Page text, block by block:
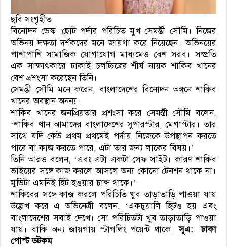
ছবি সংগৃহীত
বিনোদন ডেস্ক :ছোট পর্দার পরিচিত মুখ সেমন্তী সৌমি। নিজের
অভিনয় দক্ষতা দর্শকদের মনে জায়গা করে নিয়েছেন। অভিনয়ের
পাশাপাশি সামাজিক যোগাযোগ মাধ্যমেও বেশ সরব। সম্প্রতি
এক সাক্ষাৎকারে ঢাকাই চলচ্চিত্রের শীর্ষ নায়ক শাকিব খানের
বেশ প্রশংসা করেছেন তিনি।
সেমন্তী সৌমি মনে করেন, বাংলাদেশের বিনোদন অঙ্গনে শাকিব
খানের অবস্থান অনন্য।
শাকিব খানের জনপ্রিয়তার প্রশংসা করে সেমন্তী সৌমি বলেন,
‘শাকিব খান আমাদের বাংলাদেশের সুপারস্টার, মেগাস্টার। তার
সাথে যদি কেউ প্রথম প্রথমেই পর্দায় নিজেকে উপস্থাপন করতে
পারে বা কাজ করতে পারে, এটা তার জন্য লাকের বিষয়।’
তিনি আরও বলেন, ‘এবং এটা একটা সেফ সাইট। কারণ শাকিব
ভাইয়ের সঙ্গে কাজ করলে আসলে অন্য কোনো টেনশন থাকে না।
মুভিটা এমনিই হিট হওয়ার চান্স থাকে।’
শাকিবের সঙ্গে কাজ করলে পরিচিতি খুব তাড়াতাড়ি পাওয়া যায়
উল্লেখ করে এ অভিনেত্রী বলেন, ‘একচুয়ালি হিটও হয় এবং
বাংলাদেশের সবাই দেখে। সো পরিচিতটা খুব তাড়াতাড়ি পাওয়া
যায়। বাকি অন্য জায়গায় স্টাগলিং পয়েন্ট থাকে।সূএ: ঢাকা
পোস্ট ডটকম